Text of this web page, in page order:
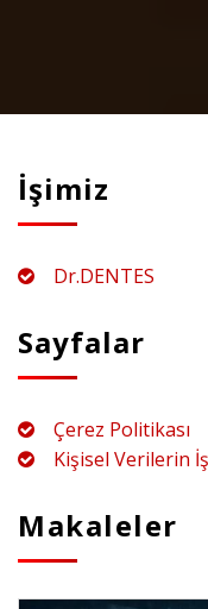
İşimiz
Dr.DENTES
Sayfalar
Çerez Politikası
Kişisel Verilerin
Makaleler